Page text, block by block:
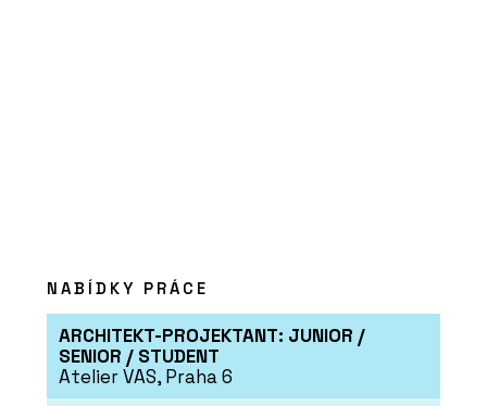
SLUŽBY
Program JAVORINA PRO - BeOak by
Javorina
NABÍDKY PRÁCE
ARCHITEKT-PROJEKTANT: JUNIOR /
SENIOR / STUDENT
Atelier VAS, Praha 6